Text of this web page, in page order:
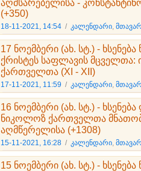
აღმსარებელისა -
(+350)
18-11-2021, 14:54 / კალენდარი,
17 ნოემბერი (ახ. სტ.) -
ქრისტეს საფლავის მცველთა:
ქართველთა (XI - XII)
17-11-2021, 11:59 / კალენდარი,
16 ნოემბერი (ახ. სტ.) - ხსენება
ნიკოლოზ ქართველთა
აღმწერელისა (+1308)
15-11-2021, 16:28 / კალენდარი,
15 ნოემბერი (ახ. სტ.) -